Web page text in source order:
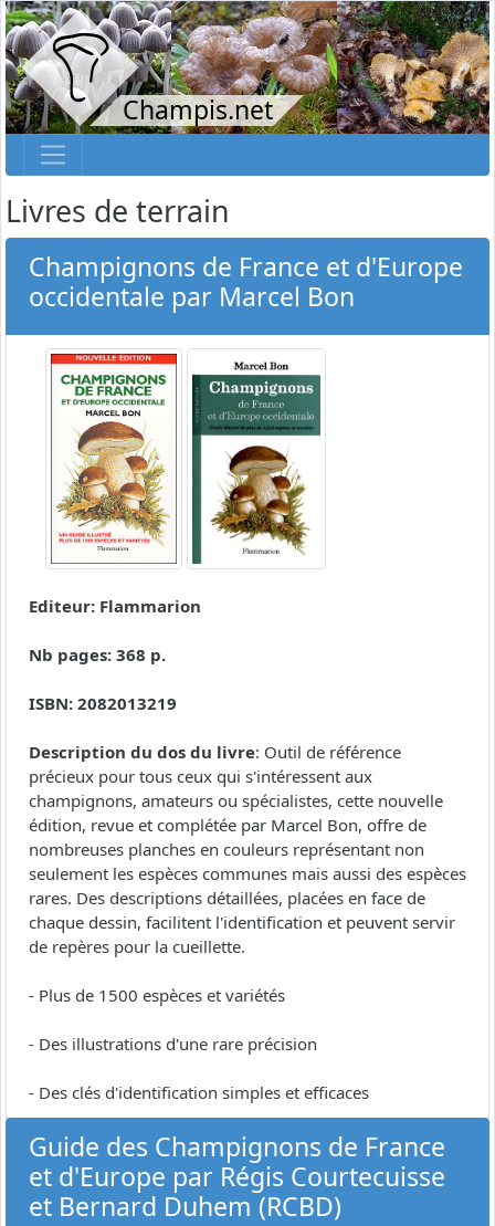
Champis.net
Livres de terrain
Champignons de France et d'Europe
occidentale par Marcel Bon
Editeur: Flammarion
Nb pages: 368 p.
ISBN: 2082013219
Description du dos du livre: Outil de référence
précieux pour tous ceux qui s'intéressent aux
champignons, amateurs ou spécialistes, cette nouvelle
édition, revue et complétée par Marcel Bon, offre de
nombreuses planches en couleurs représentant non
seulement les espèces communes mais aussi des espèces
rares. Des descriptions détaillées, placées en face de
chaque dessin, facilitent l'identification et peuvent servir
de repères pour la cueillette.
- Plus de 1500 espèces et variétés
- Des illustrations d'une rare précision
- Des clés d'identification simples et efficaces
Guide des Champignons de France
et d'Europe par Régis Courtecuisse
et Bernard Duhem (RCBD)